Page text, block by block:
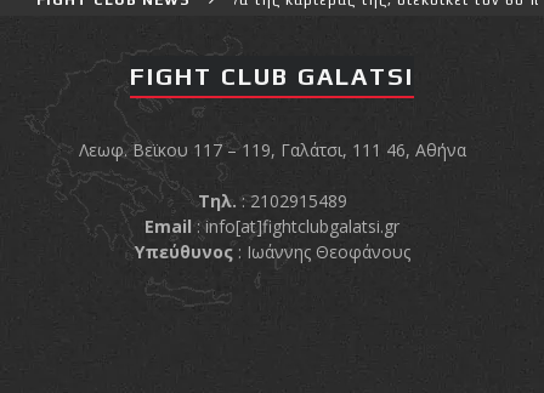
FIGHT CLUB GALATSI
Λεωφ. Βεϊκου 117 – 119, Γαλάτσι, 111 46, Αθήνα
Τηλ. : 2102915489
Email :info[at]fightclubgalatsi.gr
Υπεύθυνος: Ιωάννης Θεοφάνους